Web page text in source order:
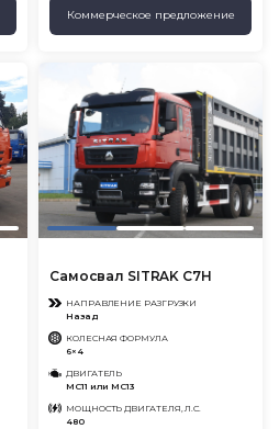
Коммерческое предложение
Самосвал SITRAK C7H
НАПРАВЛЕНИЕ РАЗГРУЗКИ
Назад
КОЛЕСНАЯ ФОРМУЛА
6×4
ДВИГАТЕЛЬ
MC11 или MC13
МОЩНОСТЬ ДВИГАТЕЛЯ, Л.С.
480